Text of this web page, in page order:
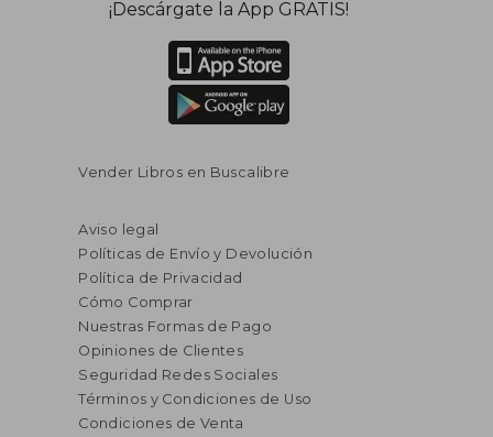
¡Descárgate la App GRATIS!
Vender Libros en Buscalibre
Aviso legal
Políticas de Envío y Devolución
Política de Privacidad
Cómo Comprar
Nuestras Formas de Pago
Opiniones de Clientes
Seguridad Redes Sociales
Términos y Condiciones de Uso
Condiciones de Venta